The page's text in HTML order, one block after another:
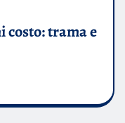
costo: trama e